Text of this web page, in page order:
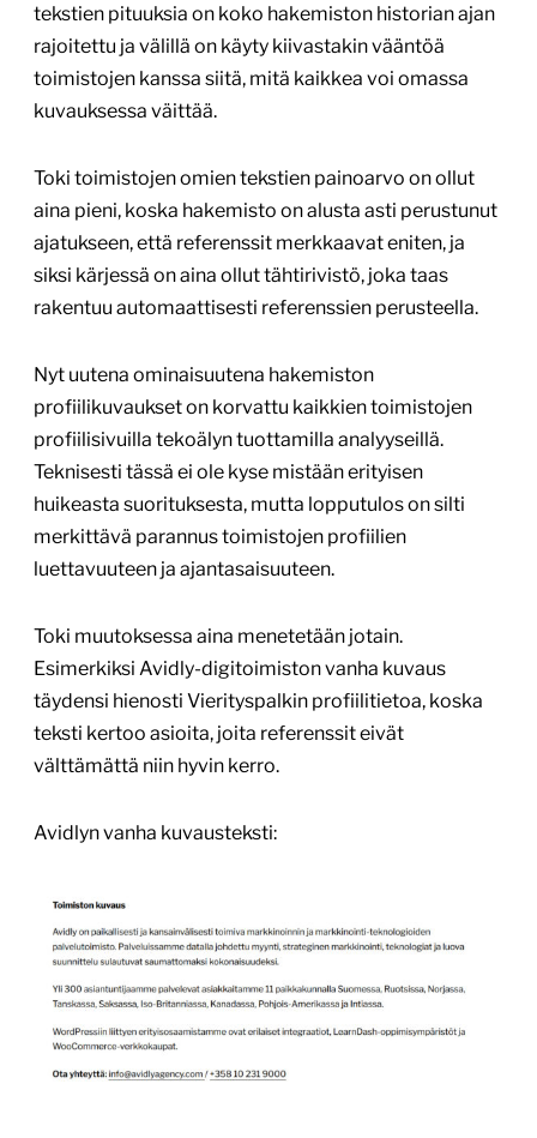
tekstien pituuksia on koko hakemiston historian ajan
rajoitettu ja välillä on käyty kiivastakin vääntöä
toimistojen kanssa siitä, mitä kaikkea voi omassa
kuvauksessa väittää.
Toki toimistojen omien tekstien painoarvo on ollut
aina pieni, koska hakemisto on alusta asti perustunut
ajatukseen, että referenssit merkkaavat eniten, ja
siksi kärjessä on aina ollut tähtirivistö, joka taas
rakentuu automaattisesti referenssien perusteella.
Nyt uutena ominaisuutena hakemiston
profiilikuvaukset on korvattu kaikkien toimistojen
profiilisivuilla tekoälyn tuottamilla analyyseillä.
Teknisesti tässä ei ole kyse mistään erityisen
huikeasta suorituksesta, mutta lopputulos on silti
merkittävä parannus toimistojen profiilien
luettavuuteen ja ajantasaisuuteen.
Toki muutoksessa aina menetetään jotain.
Esimerkiksi Avidly-digitoimiston vanha kuvaus
täydensi hienosti Vierityspalkin profiilitietoa, koska
teksti kertoo asioita, joita referenssit eivät
välttämättä niin hyvin kerro.
Avidlyn vanha kuvausteksti: